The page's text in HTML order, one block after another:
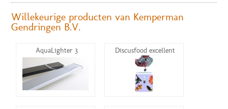
Willekeurige producten van Kemperman
Gendringen B.V.
AquaLighter 3 Discusfood excellent